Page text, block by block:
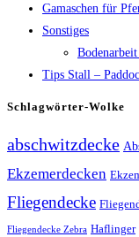
Gamaschen für
Sonstiges
Tips Stall –
Schlagwörter-Wolke
abschwitzdecke
Ekzemerdecken
Fliegendecke
Fliegendecke Zebra Haflinger